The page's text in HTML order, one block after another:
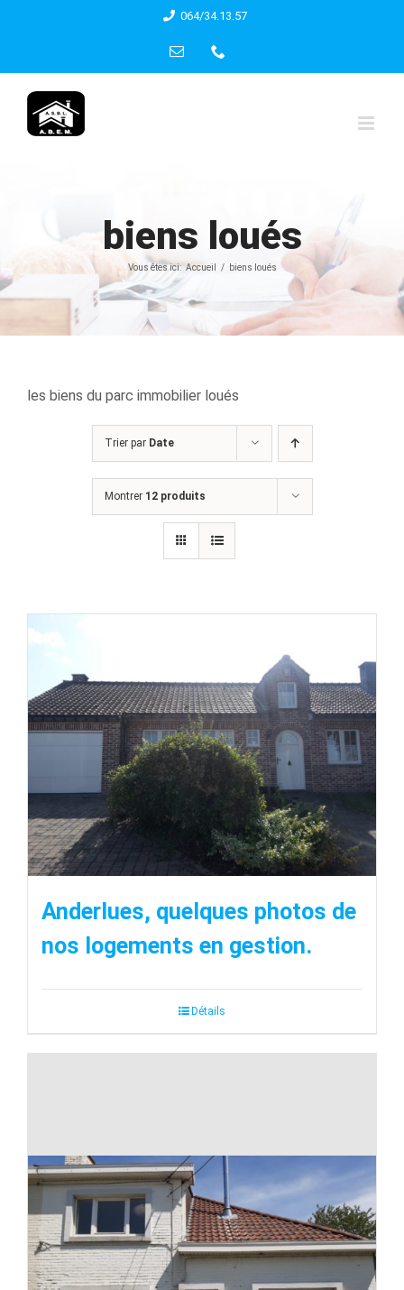
content
064/34.13.57
Email
biens loués
Vous êtes ici: Accueil biens loués
les biens du parc immobilier loués
Trier par Date
Montrer 12 produits
Anderlues, quelques photos de
nos logements en gestion.
Détails